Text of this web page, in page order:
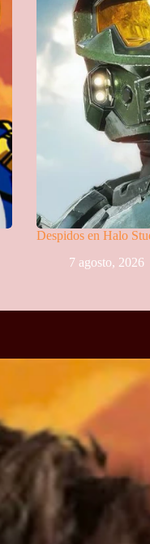
Despidos en Halo
7 agosto, 2026